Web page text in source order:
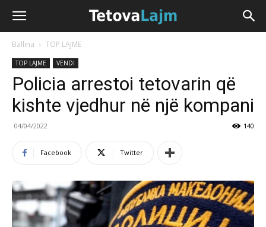
Ballina TOP LAJME
TOP LAJME VENDI
Policia arrestoi tetovarin që
kishte vjedhur në një kompani
04/04/2022 140
Facebook Twitter